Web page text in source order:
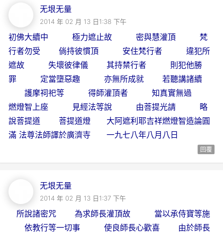
无垠无量
2014 年 02 月 13 日1:38 下午
初佛大續中 極力遮止故 密與慧灌頂 梵
行者勿受 倘持彼慣頂 安住梵行者 違犯所
遮故 失壞彼律儀 其持禁行者 則犯他勝
罪 定當墮惡趣 亦無所成就 若聽講諸續
護摩祠祀等 得師灌頂者 知真實無過
燃燈智上座 見經法等說 由菩提光請 略
說菩提道 菩提道燈 大阿遮利耶吉祥燃燈智造論圓
滿 法尊法師譯於廣濟寺 一九七八年八月八日
回覆
无垠无量
2014 年 02 月 13 日1:37 下午
所說諸密咒 為求師長灌頂故 當以承侍寶等施
依教行等一切事 使良師長心歡喜 由於師長